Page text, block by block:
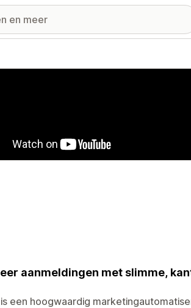
uitgelichte afbeeldingen
aanmeldingen met slimme,
een hoogwaardig